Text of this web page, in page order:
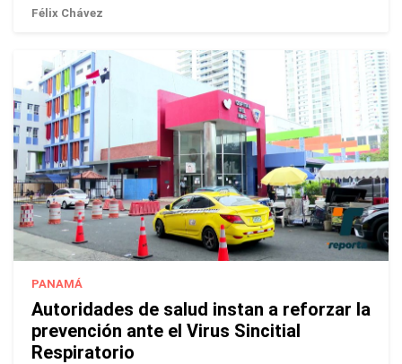
Félix Chávez
PANAMÁ
Autoridades de salud instan a reforzar la
prevención ante el Virus Sincitial
Respiratorio